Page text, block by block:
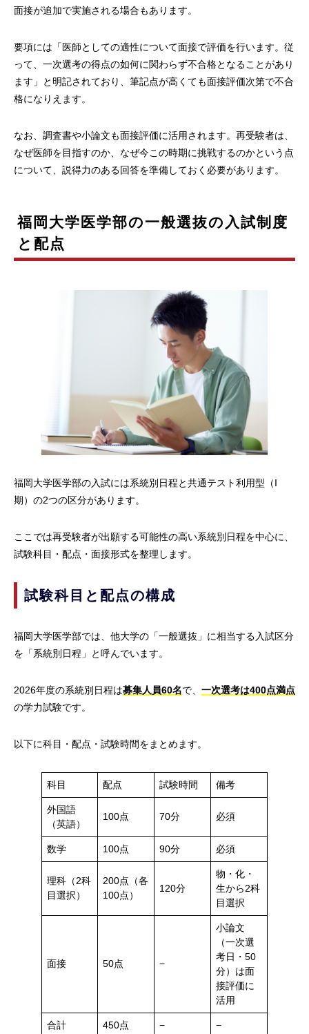
面接が追加で実施される場合もあります。
要項には「医師としての適性について面接で評価を行います。従
って、一次選考の得点の如何に関わらず不合格となることがあり
ます」と明記されており、筆記点が高くても面接評価次第で不合
格になりえます。
なお、調査書や小論文も面接評価に活用されます。再受験者は、
なぜ医師を目指すのか、なぜ今この時期に挑戦するのかという点
について、説得力のある回答を準備しておく必要があります。
福岡大学医学部の一般選抜の入試制度
と配点
福岡大学医学部の入試には系統別日程と共通テスト利用型（I
期）の2つの区分があります。
ここでは再受験者が出願する可能性の高い系統別日程を中心に、
試験科目・配点・面接形式を整理します。
試験科目と配点の構成
福岡大学医学部では、他大学の「一般選抜」に相当する入試区分
を「系統別日程」と呼んでいます。
2026年度の系統別日程は募集人員60名で、 一次選考は400点満点
の学力試験です。
以下に科目・配点・試験時間をまとめます。
科目 配点 試験時間 備考
外国語
（英語）
100点 70分 必須
数学 100点 90分 必須
理科（2科
目選択）
200点（各
100点）
120分
物・化・
生から2科
目選択
面接 50点 −
小論文
（一次選
考日・50
分）は面
接評価に
活用
合計 450点 − −